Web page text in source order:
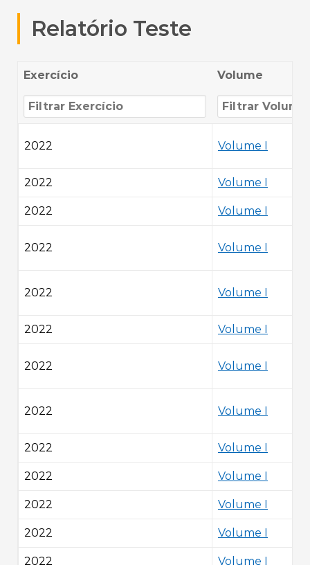
Relatório Teste
Exercício Volume
2022 Volume I
2022 Volume I
2022 Volume I
2022 Volume I
2022 Volume I
2022 Volume I
2022 Volume I
2022 Volume I
2022 Volume I
2022 Volume I
2022 Volume I
2022 Volume I
2022 Volume I